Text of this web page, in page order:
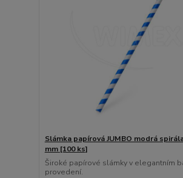
Slámka papírová JUMBO modrá
mm [100 ks]
Široké papírové slámky v elegantním
provedení.